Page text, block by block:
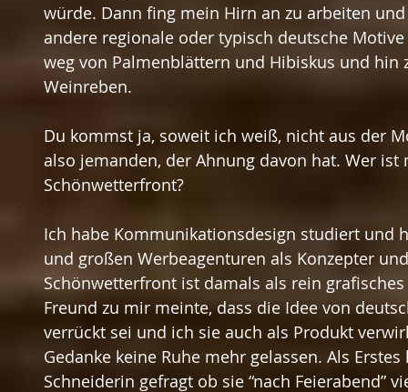
würde. Dann fing mein Hirn an zu arbeiten
andere regionale oder typisch deutsche
weg von Palmenblättern und Hibiskus und
Weinreben.
Du kommst ja, soweit ich weiß, nicht aus der
also jemanden, der Ahnung davon hat. Wer
Schönwetterfront?
Ich habe Kommunikationsdesign studiert und
und großen Werbeagenturen als Konzepter
Schönwetterfront ist damals als rein
Freund zu mir meinte, dass die Idee von
verrückt sei und ich sie auch als Produkt
Gedanke keine Ruhe mehr gelassen. Als
Schneiderin gefragt ob sie “nach Feierabend”